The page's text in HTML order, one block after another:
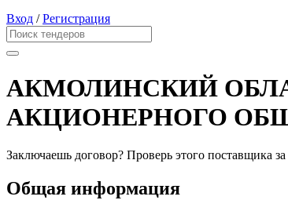
Вход /Регистрация
АКМОЛИНСКИЙ
АКЦИОНЕРНОГО
Заключаешь договор? Проверь этого поставщика
Общая информация